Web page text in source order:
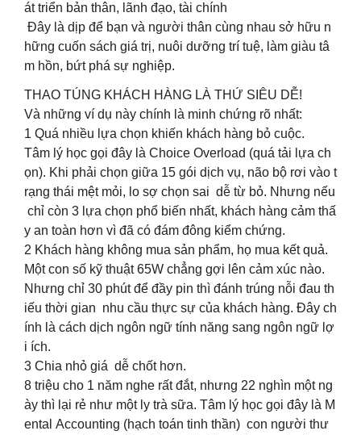
át triển bản thân, lãnh đạo, tài chính
Đây là dịp để bạn và người thân cùng nhau sở hữu n
hững cuốn sách giá trị, nuôi dưỡng trí tuệ, làm giàu tâ
m hồn, bứt phá sự nghiệp.
THAO TÚNG KHÁCH HÀNG LÀ THỨ SIÊU DỄ!
Và những ví dụ này chính là minh chứng rõ nhất:
1️ Quá nhiều lựa chọn khiến khách hàng bỏ cuộc.
Tâm lý học gọi đây là Choice Overload (quá tải lựa ch
ọn). Khi phải chọn giữa 15 gói dịch vụ, não bộ rơi vào t
rạng thái mệt mỏi, lo sợ chọn sai dễ từ bỏ. Nhưng nếu
chỉ còn 3 lựa chọn phổ biến nhất, khách hàng cảm thấ
y an toàn hơn vì đã có đám đông kiểm chứng.
2️ Khách hàng không mua sản phẩm, họ mua kết quả.
Một con số kỹ thuật 65W chẳng gợi lên cảm xúc nào.
Nhưng chỉ 30 phút để đầy pin thì đánh trúng nỗi đau th
iếu thời gian nhu cầu thực sự của khách hàng. Đây ch
ính là cách dịch ngôn ngữ tính năng sang ngôn ngữ lợ
i ích.
3️ Chia nhỏ giá dễ chốt hơn.
8 triệu cho 1 năm nghe rất đắt, nhưng 22 nghìn một ng
ày thì lại rẻ như một ly trà sữa. Tâm lý học gọi đây là M
ental Accounting (hạch toán tinh thần) con người thư